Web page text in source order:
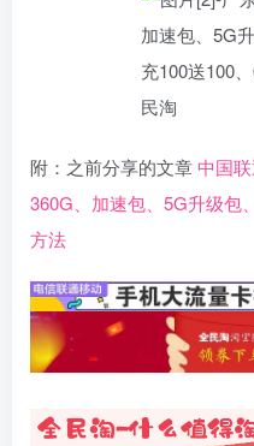
附：之前分享的文章中国
360G、加速包、5G升级包
方法